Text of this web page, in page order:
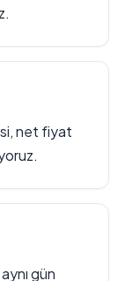
net fiyat
gün